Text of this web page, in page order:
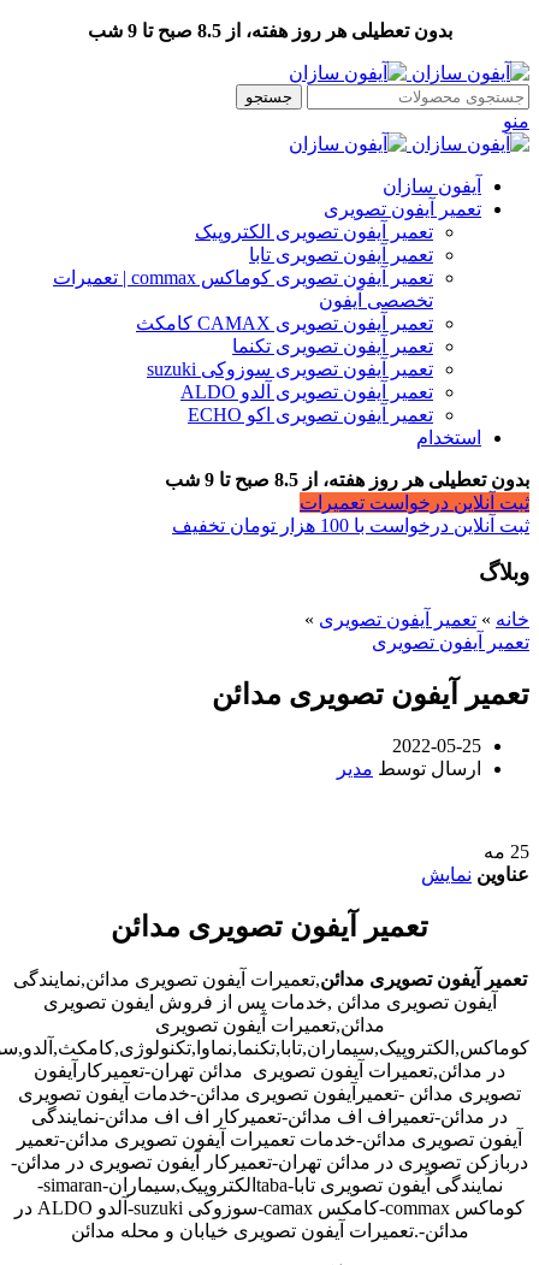
بدون تعطیلی هر روز هفته، از 8.5 صبح تا 9 شب
جستجو
منو
آیفون سازان
تعمیر آیفون تصویری
تعمیر آیفون تصویری الکتروپیک
تعمیر آیفون تصویری تابا
تعمیر آیفون تصویری کوماکس commax | تعمیرات
تخصصی آیفون
تعمیر آیفون تصویری CAMAX کامکث
تعمیر آیفون تصویری تکنما
تعمیر آیفون تصویری سوزوکی suzuki
تعمیر آیفون تصویری آلدو ALDO
تعمیر آیفون تصویری اکو ECHO
استخدام
بدون تعطیلی هر روز هفته، از 8.5 صبح تا 9 شب
ثبت آنلاین درخواست تعمیرات
ثبت آنلاین درخواست با 100 هزار تومان تخفیف
وبلاگ
خانه » تعمیر آیفون تصویری »
تعمیر آیفون تصویری
تعمیر آیفون تصویری مدائن
2022-05-25
ارسال توسط مدیر
25 مه
عناوین نمایش
تعمیر آیفون تصویری مدائن
تعمیر آیفون تصویری مدائن,تعمیرات آیفون تصویری مدائن,نمایندگی
آیفون تصویری مدائن ,خدمات پس از فروش ایفون تصویری
مدائن,تعمیرات آیفون تصویری
در مدائن,تعمیرات آیفون تصویری مدائن تهران-تعمیرکارآیفون
تصویری مدائن -تعمیرآیفون تصویری مدائن-خدمات آیفون تصویری
در مدائن-تعمیراف اف مدائن-تعمیرکار اف اف مدائن-نمایندگی
آیفون تصویری مدائن-خدمات تعمیرات آیفون تصویری مدائن-تعمیر
دربازکن تصویری در مدائن تهران-تعمیرکار آیفون تصویری در مدائن-
نمایندگی آیفون تصویری تابا-tabaالکتروپیک,سیماران-simaran-
کوماکس commax-کامکس camax-سوزوکی suzuki-آلدو ALDO در
مدائن-.تعمیرات آیفون تصویری خیابان و محله مدائن